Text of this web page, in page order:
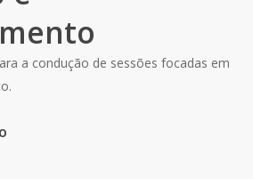
a condução de sessões focadas em